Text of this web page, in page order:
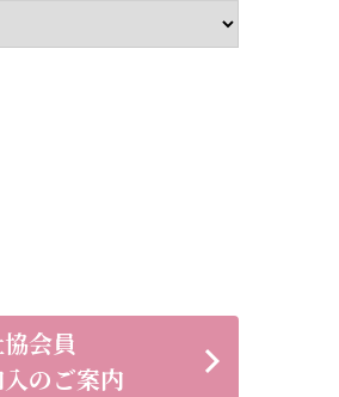
会員
のご案内